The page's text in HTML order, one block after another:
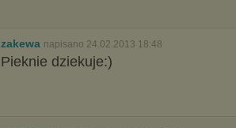
zakewa napisano 24.02.2013 18:48
Pieknie dziekuje:)